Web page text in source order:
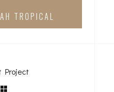
TROPICAL
Project